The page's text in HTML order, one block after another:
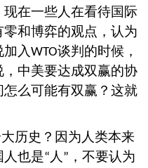
在一些人在看待国际
和博弈的观点，认为
入 WTO谈判的时候，
中美要达成双赢的协
么可能有双赢？这就
历史？因为人类本来
人也是“ 人 ” ，不要认为